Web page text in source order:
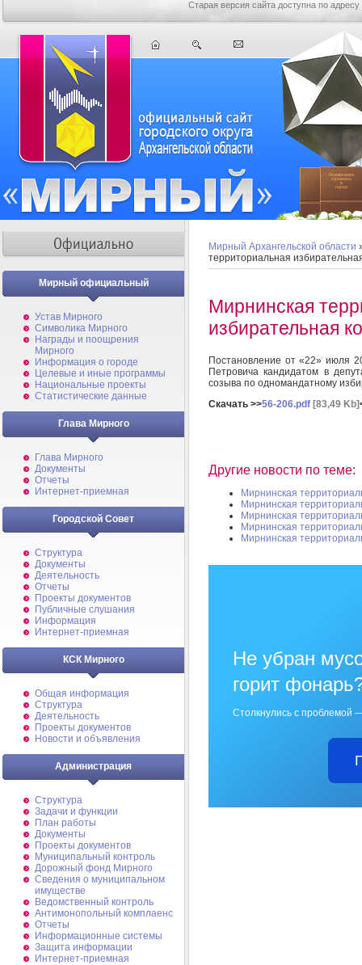
Старая версия сайта доступна по адресу
Мирный официальный
Устав Мирного
Символика Мирного
Награды и поощрения
Мирного
Информация о городе
Целевые и иные программы
Национальные проекты
Статистические данные
Глава Мирного
Глава Мирного
Документы
Отчеты
Интернет-приемная
Городской Совет
Структура
Документы
Деятельность
Отчеты
Проекты документов
Публичные слушания
Информация
Интернет-приемная
КСК Мирного
Общая информация
Структура
Деятельность
Проекты документов
Новости и объявления
Администрация
Структура
Задачи и функции
План работы
Документы
Проекты документов
Муниципальный контроль
Дорожный фонд Мирного
Cведения о муниципальном
имуществе
Ведомственный контроль
Антимонопольный комплаенс
Отчеты
Информационные системы
Защита информации
Интернет-приемная
Мирный Архангельской области
территориальная
Мирнинская
избирательная
Постановление от «22» июля
Петровича кандидатом в
созыва по одномандатному
Скачать >>56-206.pdf [83,49 Kb]
Другие новости по теме:
Мирнинская
Мирнинская
Мирнинская
Мирнинская
Мирнинская
Не убран
горит
Столкнулись с проблемой